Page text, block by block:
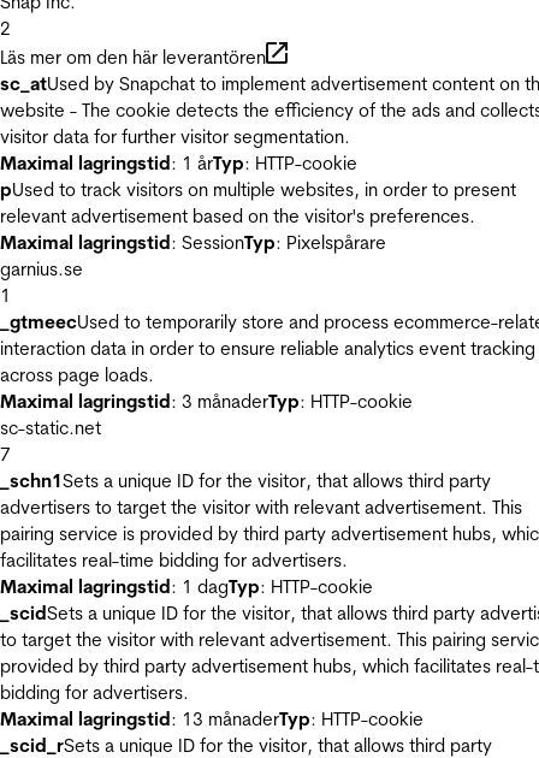
2
Läs mer om den här leverantören
sc_atUsed by Snapchat to implement advertisement content on
website - The cookie detects the efficiency of the ads and
visitor data for further visitor segmentation.
Maximal lagringstid: 1 årTyp: HTTP-cookie
pUsed to track visitors on multiple websites, in order to present
relevant advertisement based on the visitor's preferences.
Maximal lagringstid: SessionTyp: Pixelspårare
garnius.se
1
_gtmeecUsed to temporarily store and process ecommerce-
interaction data in order to ensure reliable analytics event tracking
across page loads.
Maximal lagringstid: 3 månaderTyp: HTTP-cookie
sc-static.net
7
_schn1Sets a unique ID for the visitor, that allows third party
advertisers to target the visitor with relevant advertisement. This
pairing service is provided by third party advertisement hubs,
facilitates real-time bidding for advertisers.
Maximal lagringstid: 1 dagTyp: HTTP-cookie
_scidSets a unique ID for the visitor, that allows third party
to target the visitor with relevant advertisement. This pairing
provided by third party advertisement hubs, which facilitates real-
bidding for advertisers.
Maximal lagringstid: 13 månaderTyp: HTTP-cookie
_scid_rSets a unique ID for the visitor, that allows third party